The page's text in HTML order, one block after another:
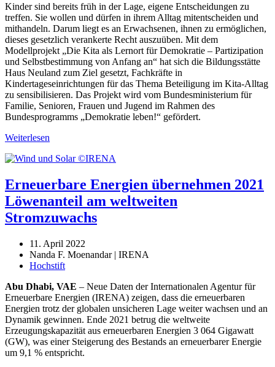
Kinder sind bereits früh in der Lage, eigene Entscheidungen zu
treffen. Sie wollen und dürfen in ihrem Alltag mitentscheiden und
mithandeln. Darum liegt es an Erwachsenen, ihnen zu ermöglichen,
dieses gesetzlich verankerte Recht auszuüben. Mit dem
Modellprojekt „Die Kita als Lernort für Demokratie – Partizipation
und Selbstbestimmung von Anfang an“ hat sich die Bildungsstätte
Haus Neuland zum Ziel gesetzt, Fachkräfte in
Kindertageseinrichtungen für das Thema Beteiligung im Kita-Alltag
zu sensibilisieren. Das Projekt wird vom Bundesministerium für
Familie, Senioren, Frauen und Jugend im Rahmen des
Bundesprogramms „Demokratie leben!“ gefördert.
Weiterlesen
Erneuerbare Energien übernehmen 2021
Löwenanteil am weltweiten
Stromzuwachs
11. April 2022
Nanda F. Moenandar | IRENA
Hochstift
Abu Dhabi, VAE – Neue Daten der Internationalen Agentur für
Erneuerbare Energien (IRENA) zeigen, dass die erneuerbaren
Energien trotz der globalen unsicheren Lage weiter wachsen und an
Dynamik gewinnen. Ende 2021 betrug die weltweite
Erzeugungskapazität aus erneuerbaren Energien 3 064 Gigawatt
(GW), was einer Steigerung des Bestands an erneuerbarer Energie
um 9,1 % entspricht.